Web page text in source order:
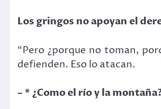
Los gringos no apoyan el
“Pero ¿porque no toman,
defienden. Eso lo atacan.
– * ¿Como el río y la